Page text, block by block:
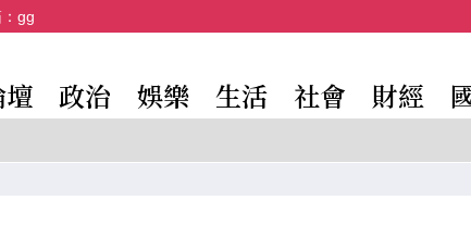
gg
政治 娛樂 生活 社會 財經